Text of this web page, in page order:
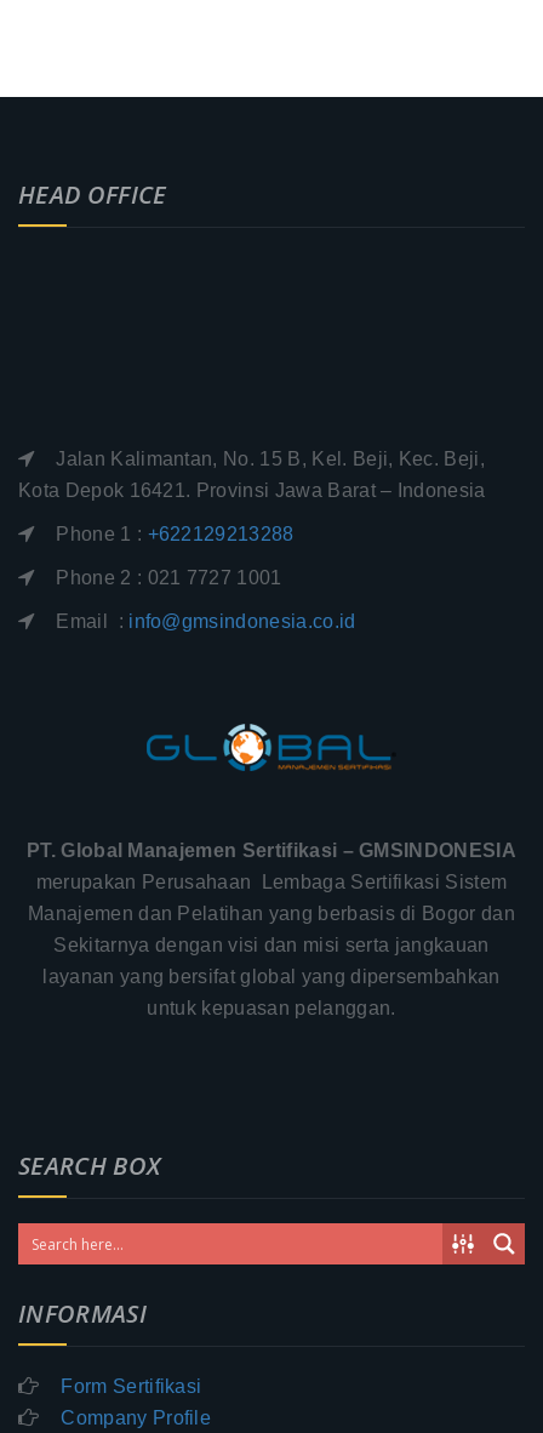
HEAD OFFICE
Jalan Kalimantan, No. 15 B, Kel. Beji, Kec. Beji,
Kota Depok 16421. Provinsi Jawa Barat – Indonesia
Phone 1 : +622129213288
Phone 2 : 021 7727 1001
Email : info@gmsindonesia.co.id
PT. Global Manajemen Sertifikasi – GMSINDONESIA
merupakan Perusahaan Lembaga Sertifikasi Sistem
Manajemen dan Pelatihan yang berbasis di Bogor dan
Sekitarnya dengan visi dan misi serta jangkauan
layanan yang bersifat global yang dipersembahkan
untuk kepuasan pelanggan.
SEARCH BOX
INFORMASI
Form Sertifikasi
Company Profile